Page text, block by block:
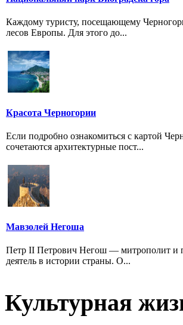
Каждому туристу, посещающему
лесов Европы. Для этого до...
Красота Черногории
Если подробно ознакомиться с картой
сочетаются архитектурные пост...
Мавзолей Негоша
Петр II Петрович Негош — митрополит и
деятель в истории страны. О...
Культурная